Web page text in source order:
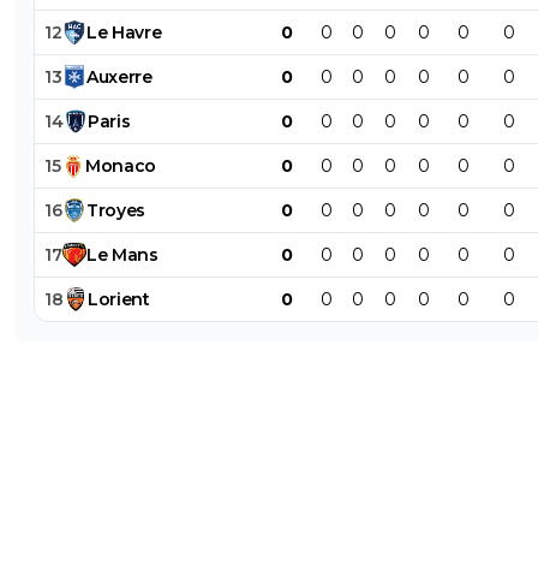
12 Le Havre 0 0 0 0 0 0 0
13 Auxerre 0 0 0 0 0 0 0
14 Paris 0 0 0 0 0 0 0
15 Monaco 0 0 0 0 0 0 0
16 Troyes 0 0 0 0 0 0 0
17 Le Mans 0 0 0 0 0 0 0
18 Lorient 0 0 0 0 0 0 0